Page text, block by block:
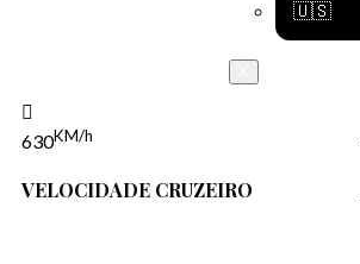
🇺🇸
630KM/h
VELOCIDADE CRUZEIRO